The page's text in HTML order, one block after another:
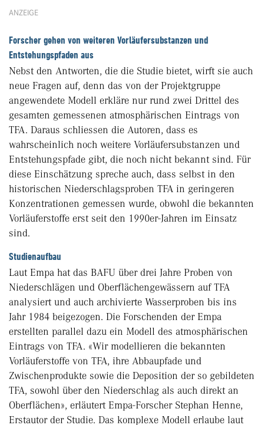
ANZEIGE
Forscher gehen von weiteren Vorläufersubstanzen und
Entstehungspfaden aus
Nebst den Antworten, die die Studie bietet, wirft sie auch
neue Fragen auf, denn das von der Projektgruppe
angewendete Modell erkläre nur rund zwei Drittel des
gesamten gemessenen atmosphärischen Eintrags von
TFA. Daraus schliessen die Autoren, dass es
wahrscheinlich noch weitere Vorläufersubstanzen und
Entstehungspfade gibt, die noch nicht bekannt sind. Für
diese Einschätzung spreche auch, dass selbst in den
historischen Niederschlagsproben TFA in geringeren
Konzentrationen gemessen wurde, obwohl die bekannten
Vorläuferstoffe erst seit den 1990er-Jahren im Einsatz
sind.
Studienaufbau
Laut Empa hat das BAFU über drei Jahre Proben von
Niederschlägen und Oberflächengewässern auf TFA
analysiert und auch archivierte Wasserproben bis ins
Jahr 1984 beigezogen. Die Forschenden der Empa
erstellten parallel dazu ein Modell des atmosphärischen
Eintrags von TFA. «Wir modellieren die bekannten
Vorläuferstoffe von TFA, ihre Abbaupfade und
Zwischenprodukte sowie die Deposition der so gebildeten
TFA, sowohl über den Niederschlag als auch direkt an
Oberflächen», erläutert Empa-Forscher Stephan Henne,
Erstautor der Studie. Das komplexe Modell erlaube laut